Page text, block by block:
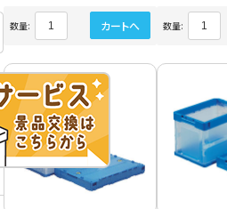
数量: カートへ 数量: